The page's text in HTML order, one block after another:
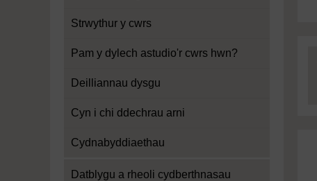
Strwythur y cwrs
Pam y dylech astudio'r cwrs hwn?
Deilliannau dysgu
Cyn i chi ddechrau arni
Cydnabyddiaethau
Datblygu a rheoli cydberthnasau